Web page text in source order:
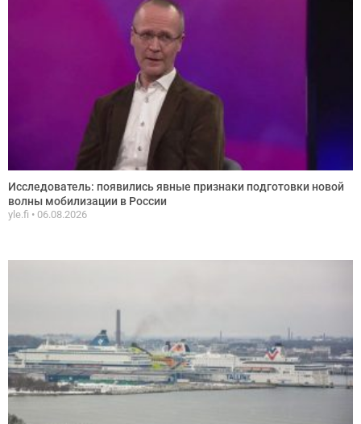
Исследователь: появились явные признаки подготовки новой
волны мобилизации в России
yle.fi 06.08.2026